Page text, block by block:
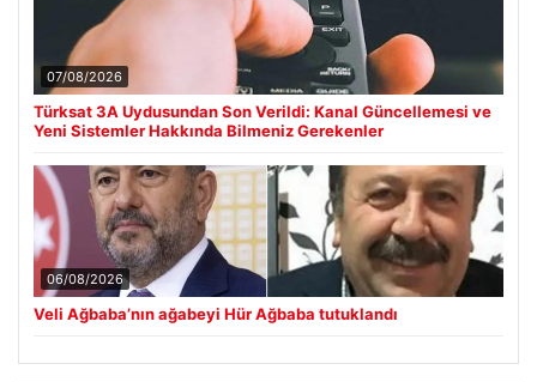
07/08/2026
Türksat 3A Uydusundan Son Verildi: Kanal Güncellemesi ve
Yeni Sistemler Hakkında Bilmeniz Gerekenler
06/08/2026
Veli Ağbaba’nın ağabeyi Hür Ağbaba tutuklandı